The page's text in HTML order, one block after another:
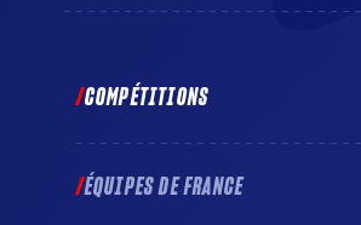
COMPÉTITIONS
ÉQUIPES DE FRANCE